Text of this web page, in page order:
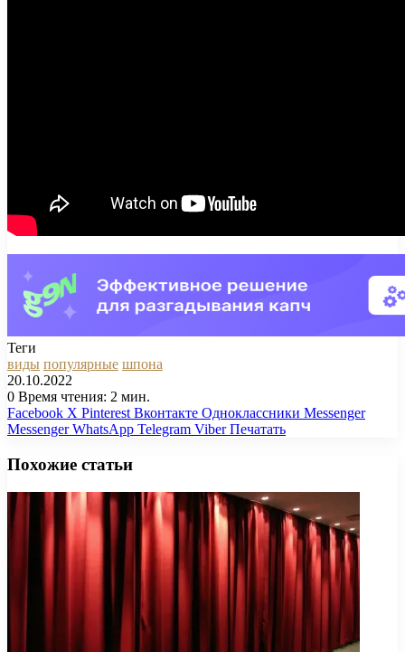
Теги
виды популярные шпона
20.10.2022
0 Время чтения: 2 мин.
Facebook X Pinterest Вконтакте Одноклассники Messenger
Messenger WhatsApp Telegram Viber Печатать
Похожие статьи